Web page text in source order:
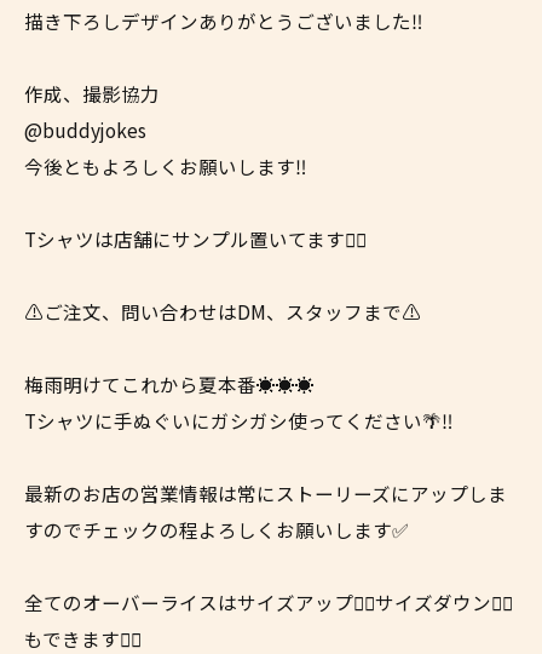
描き下ろしデザインありがとうございました‼️
作成、撮影協力
@buddyjokes
今後ともよろしくお願いします‼️
Tシャツは店舗にサンプル置いてます✌🏼
⚠️ご注文、問い合わせはDM、スタッフまで⚠️
梅雨明けてこれから夏本番☀️☀️☀️
Tシャツに手ぬぐいにガシガシ使ってください🌴‼️
最新のお店の営業情報は常にストーリーズにアップしま
すのでチェックの程よろしくお願いします✅
全てのオーバーライスはサイズアップ☝🏼サイズダウン👇🏼
もできます👍🏼